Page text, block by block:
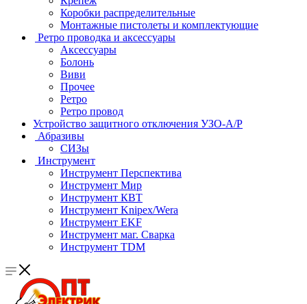
Коробки распределительные
Монтажные пистолеты и комплектующие
Ретро проводка и аксессуары
Аксессуары
Болонь
Виви
Прочее
Ретро
Ретро провод
Устройство защитного отключения УЗО-А/Р
Абразивы
СИЗы
Инструмент
Инструмент Перспектива
Инструмент Мир
Инструмент КВТ
Инструмент Knipex/Wera
Инструмент EKF
Инструмент маг. Сварка
Инструмент TDM